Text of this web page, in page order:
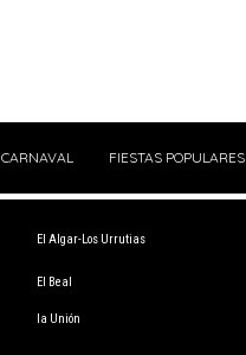
CARNAVAL FIESTAS POPULARES
El Algar-Los Urrutias
El Beal
la Unión